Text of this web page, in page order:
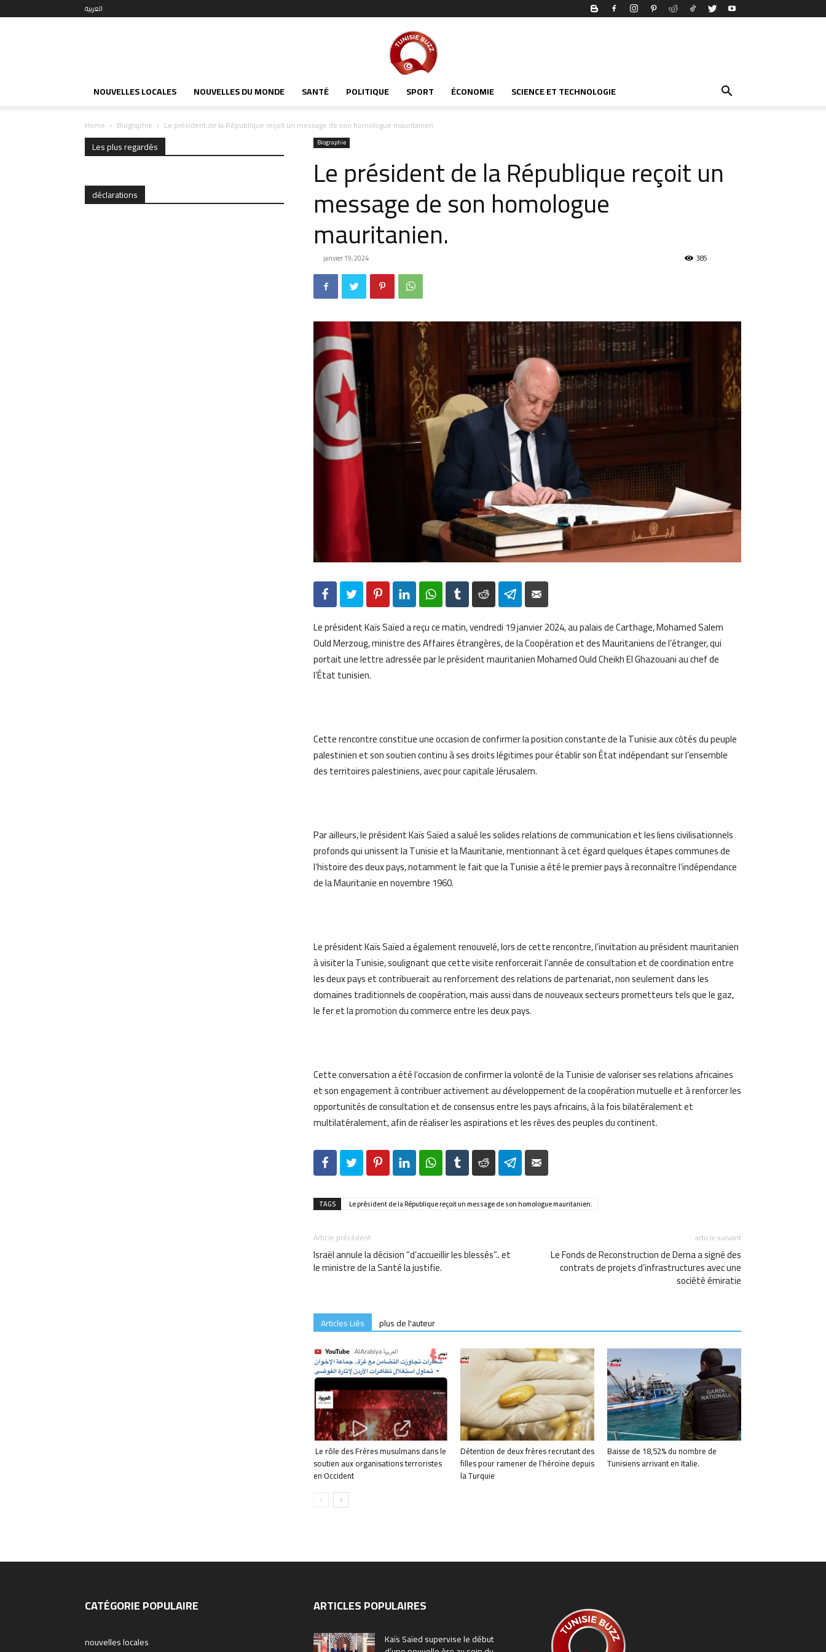
العربية
Tunisiabuzz
NOUVELLES LOCALES NOUVELLES DU MONDE SANTÉ POLITIQUE SPORT ÉCONOMIE SCIENCE ET TECHNOLOGIE
Home Biographie Le président de la République reçoit un message de son homologue mauritanien.
Biographie
Le président de la République reçoit un
message de son homologue
mauritanien.
janvier 19, 2024 385
Facebook Twitter Pinterest LinkedIn WhatsAppTumblr Reddit Telegram
Le président Kaïs Saïed a reçu ce matin, vendredi 19 janvier 2024, au palais de Carthage, Mohamed Salem
Ould Merzoug, ministre des Affaires étrangères, de la Coopération et des Mauritaniens de l’étranger, qui
portait une lettre adressée par le président mauritanien Mohamed Ould Cheikh El Ghazouani au chef de
l’État tunisien.
Cette rencontre constitue une occasion de confirmer la position constante de la Tunisie aux côtés du peuple
palestinien et son soutien continu à ses droits légitimes pour établir son État indépendant sur l’ensemble
des territoires palestiniens, avec pour capitale Jérusalem.
Par ailleurs, le président Kaïs Saïed a salué les solides relations de communication et les liens civilisationnels
profonds qui unissent la Tunisie et la Mauritanie, mentionnant à cet égard quelques étapes communes de
l’histoire des deux pays, notamment le fait que la Tunisie a été le premier pays à reconnaître l’indépendance
de la Mauritanie en novembre 1960.
Le président Kaïs Saïed a également renouvelé, lors de cette rencontre, l’invitation au président mauritanien
à visiter la Tunisie, soulignant que cette visite renforcerait l’année de consultation et de coordination entre
les deux pays et contribuerait au renforcement des relations de partenariat, non seulement dans les
domaines traditionnels de coopération, mais aussi dans de nouveaux secteurs prometteurs tels que le gaz,
le fer et la promotion du commerce entre les deux pays.
Cette conversation a été l’occasion de confirmer la volonté de la Tunisie de valoriser ses relations africaines
et son engagement à contribuer activement au développement de la coopération mutuelle et à renforcer les
opportunités de consultation et de consensus entre les pays africains, à la fois bilatéralement et
multilatéralement, afin de réaliser les aspirations et les rêves des peuples du continent.
Facebook Twitter Pinterest LinkedIn WhatsAppTumblr Reddit Telegram
TAGS Le président de la République reçoit un message de son homologue mauritanien.
Article précédent
Israël annule la décision “d’accueillir les blessés”.. et
le ministre de la Santé la justifie.
article suivant
Le Fonds de Reconstruction de Derna a signé des
contrats de projets d’infrastructures avec une
société émiratie
Articles Liés plus de l'auteur
Le rôle des Frères musulmans dans le
soutien aux organisations terroristes
en Occident
Détention de deux frères recrutant des
filles pour ramener de l’héroïne depuis
la Turquie
Baisse de 18,52% du nombre de
Tunisiens arrivant en Italie.
Les plus regardés
déclarations
ARTICLES POPULAIRES
Kaïs Saïed supervise le début
CATÉGORIE POPULAIRE
nouvelles locales